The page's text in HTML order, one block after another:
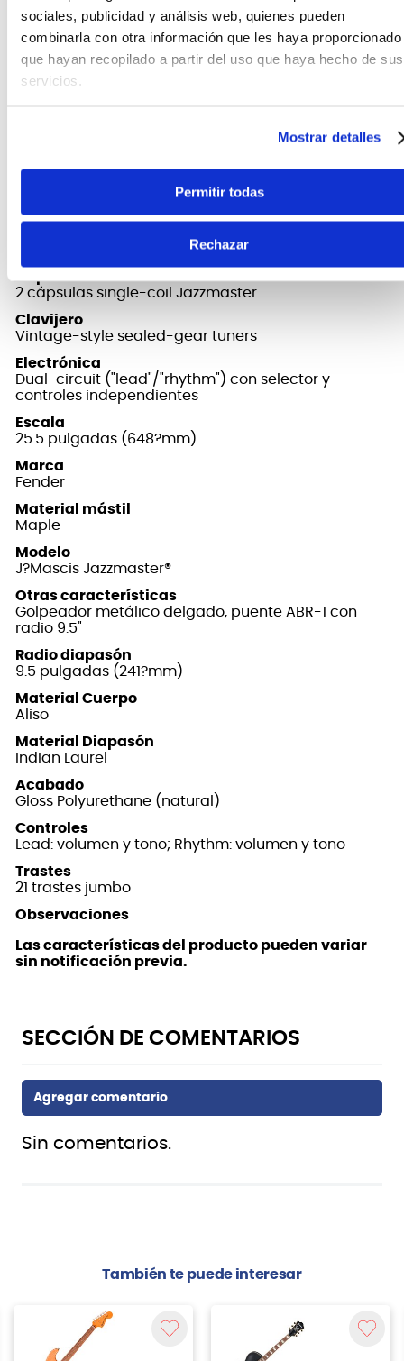
sociales, publicidad y análisis web, quienes pueden
combinarla con otra información que les haya proporcionado
que hayan recopilado a partir del uso que haya hecho de sus
servicios.
Mostrar detalles
Permitir todas
Rechazar
Tune-o-matic ajustable + vibrato tipo Jazzmaster
2 cápsulas single-coil Jazzmaster
Clavijero
Vintage-style sealed-gear tuners
Electrónica
Dual-circuit ("lead"/"rhythm") con selector y
controles independientes
Escala
25.5 pulgadas (648?mm)
Marca
Fender
Material mástil
Maple
Modelo
J?Mascis Jazzmaster®
Otras características
Golpeador metálico delgado, puente ABR-1 con
radio 9.5"
Radio diapasón
9.5 pulgadas (241?mm)
Material Cuerpo
Aliso
Material Diapasón
Indian Laurel
Acabado
Gloss Polyurethane (natural)
Controles
Lead: volumen y tono; Rhythm: volumen y tono
Trastes
21 trastes jumbo
Observaciones
Las características del producto pueden variar
sin notificación previa.
Sin comentarios.
También te puede interesar